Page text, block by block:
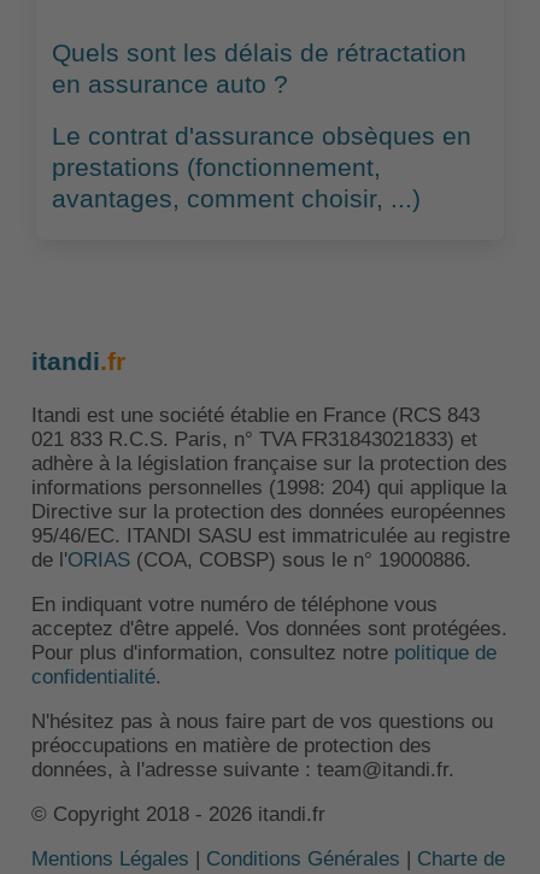
Quels sont les délais de rétractation
en assurance auto ?
Le contrat d'assurance obsèques en
prestations (fonctionnement,
avantages, comment choisir, ...)
itandi.fr
Itandi est une société établie en France (RCS 843
021 833 R.C.S. Paris, n° TVA FR31843021833) et
adhère à la législation française sur la protection des
informations personnelles (1998: 204) qui applique la
Directive sur la protection des données européennes
95/46/EC. ITANDI SASU est immatriculée au registre
de l'ORIAS(COA, COBSP) sous le n° 19000886.
En indiquant votre numéro de téléphone vous
acceptez d'être appelé. Vos données sont protégées.
Pour plus d'information, consultez notre politique de
confidentialité.
N'hésitez pas à nous faire part de vos questions ou
préoccupations en matière de protection des
données, à l'adresse suivante : team@itandi.fr.
© Copyright 2018 - 2026 itandi.fr
Mentions Légales | Conditions Générales | Charte de